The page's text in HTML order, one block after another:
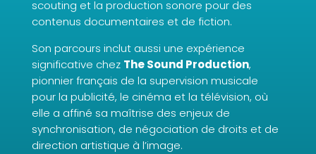
scouting et la production sonore pour des
contenus documentaires et de fiction.
Son parcours inclut aussi une expérience
significative chez The Sound Production,
pionnier français de la supervision musicale
pour la publicité, le cinéma et la télévision, où
elle a affiné sa maîtrise des enjeux de
synchronisation, de négociation de droits et de
direction artistique à l’image.